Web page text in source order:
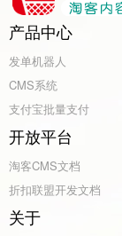
产品中心
发单机器人
CMS系统
支付宝批量支付
开放平台
淘客CMS文档
折扣联盟开发文档
关于